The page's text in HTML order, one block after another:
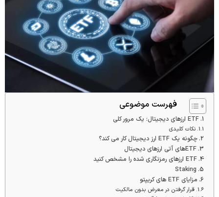
فهرست موضوعی
ETF ارزهای دیجیتال: یک مرور کلی
نکات کلیدی
چگونه یک ETF ارز دیجیتال کار می کند؟
ETFهای آتی ارزهای دیجیتال
ETF ارزهای رمزنگاری شده را مشخص کنید
Staking
مزایای ETF های کریپتو
قرار گرفتن در معرض بدون مالکیت